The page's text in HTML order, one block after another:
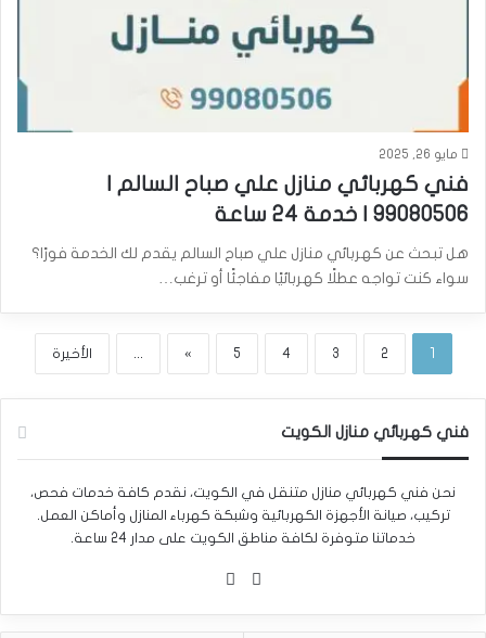
مايو 26, 2025
فني كهربائي منازل علي صباح السالم |
99080506 | خدمة 24 ساعة
هل تبحث عن كهربائي منازل علي صباح السالم يقدم لك الخدمة فورًا؟
سواء كنت تواجه عطلًا كهربائيًا مفاجئًا أو ترغب…
2
3
4
5
»
... الأخيرة
فني كهربائي منازل الكويت
نحن فني كهربائي منازل متنقل في الكويت، نقدم كافة خدمات فحص،
تركيب، صيانة الأجهزة الكهربائية وشبكة كهرباء المنازل وأماكن العمل.
خدماتنا متوفرة لكافة مناطق الكويت على مدار 24 ساعة.
واتساب